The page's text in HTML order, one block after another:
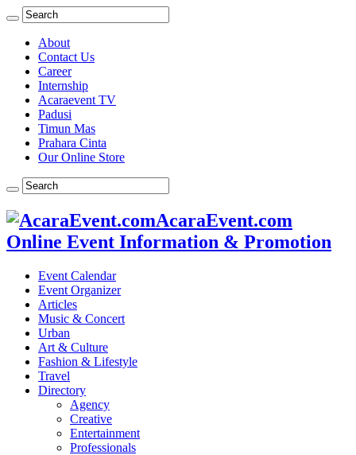
About
Contact Us
Career
Internship
Acaraevent TV
Padusi
Timun Mas
Prahara Cinta
Our Online Store
AcaraEvent.com
Online Event Information & Promotion
Event Calendar
Event Organizer
Articles
Music & Concert
Urban
Art & Culture
Fashion & Lifestyle
Travel
Directory
Agency
Creative
Entertainment
Professionals